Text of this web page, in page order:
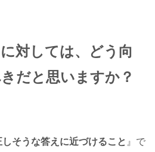
対しては、どう向
だと思いますか？
そうな答えに近づけること 』で